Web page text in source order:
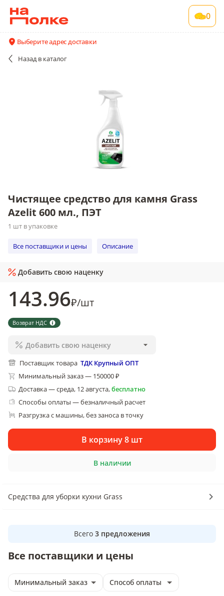
0
Выберите адрес доставки
Назад в каталог
Чистящее средство для камня Grass Azelit
600 мл., ПЭТ
Чистящее средство для камня Grass
Azelit 600 мл., ПЭТ
1 шт в упаковке
Все поставщики и цены Описание
Добавить свою наценку
143.96₽/шт
Возврат НДС
Добавить свою наценку
Поставщик товара ТДК Крупный ОПТ
Минимальный заказ — 150000 ₽
Доставка—среда, 12 августа,бесплатно
Способы оплаты — безналичный расчет
Разгрузка с машины, без заноса в точку
В корзину 8 шт
В наличии
Средства для уборки кухни Grass
Всего 3 предложения
Все поставщики и цены
Минимальный заказ Способ оплаты